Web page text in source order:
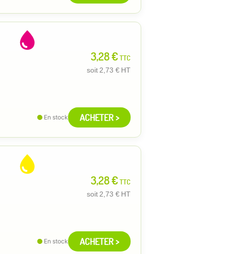
3,28 €TTC
soit 2,73 € HT
En stock ACHETER >
3,28 €TTC
soit 2,73 € HT
En stock ACHETER >